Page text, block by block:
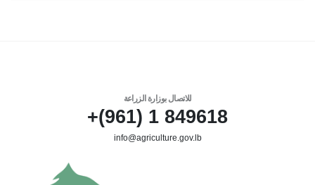
للاتصال بوزارة الزراعة
849618 1 (961)+
info@agriculture.gov.lb